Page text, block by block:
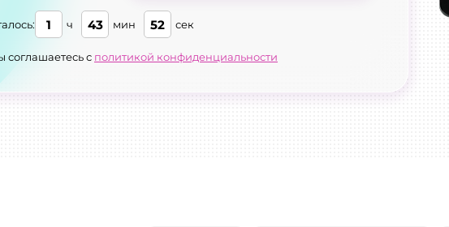
1 ч 43 мин 51 сек
с политикой конфиденциальности